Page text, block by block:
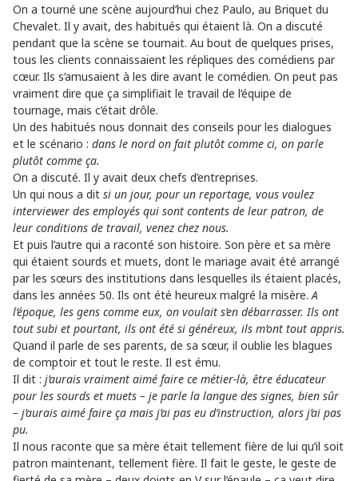
le
On a tourné une scène aujourd’hui chez Paulo, au Briquet du
Chevalet. Il y avait, des habitués qui étaient là. On a discuté
pendant que la scène se tournait. Au bout de quelques prises,
tous les clients connaissaient les répliques des comédiens par
cœur. Ils s’amusaient à les dire avant le comédien. On peut pas
vraiment dire que ça simplifiait le travail de l’équipe de
tournage, mais c’était drôle.
Un des habitués nous donnait des conseils pour les dialogues
et le scénario : dans le nord on fait plutôt comme ci, on parle
plutôt comme ça.
On a discuté. Il y avait deux chefs d’entreprises.
Un qui nous a dit si un jour, pour un reportage, vous voulez
interviewer des employés qui sont contents de leur patron, de
leur conditions de travail, venez chez nous.
Et puis l’autre qui a raconté son histoire. Son père et sa mère
qui étaient sourds et muets, dont le mariage avait été arrangé
par les sœurs des institutions dans lesquelles ils étaient placés,
dans les années 50. Ils ont été heureux malgré la misère.A
l’époque, les gens comme eux, on voulait s’en débarrasser. Ils ont
tout subi et pourtant, ils ont été si généreux, ils m’ont tout appris.
Quand il parle de ses parents, de sa sœur, il oublie les blagues
de comptoir et tout le reste. Il est ému.
Il dit : j’aurais vraiment aimé faire ce métier-là, être éducateur
pour les sourds et muets – je parle la langue des signes, bien sûr
– j’aurais aimé faire ça mais j’ai pas eu d’instruction, alors j’ai pas
pu.
Il nous raconte que sa mère était tellement fière de lui qu’il soit
patron maintenant, tellement fière. Il fait le geste, le geste de